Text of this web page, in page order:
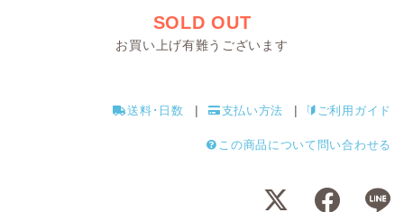
SOLD OUT
お買い上げ有難うございます
送料･日数 支払い方法 ご利用ガイド
この商品について問い合わせる